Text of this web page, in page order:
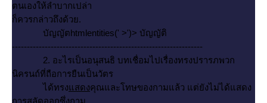
ตนเองให้ลำบากเปล่า
ก็ควรกล่าวถึงด้วย.
บัญญัตhtmlentities(' >')> บัญญัติ
----------------------------------------------------------------
2. อะไรเป็นอนุสนธิ บทเชื่อมไปเรื่องทรงปรารภพวก
นิครนถ์ที่ถือการยืนเป็นวัตร
ได้ทรงสดงคุณและโทษของกามแล้ว แต่ยังไม่ได้แสดง
การสลัดออกซึ่งกาม